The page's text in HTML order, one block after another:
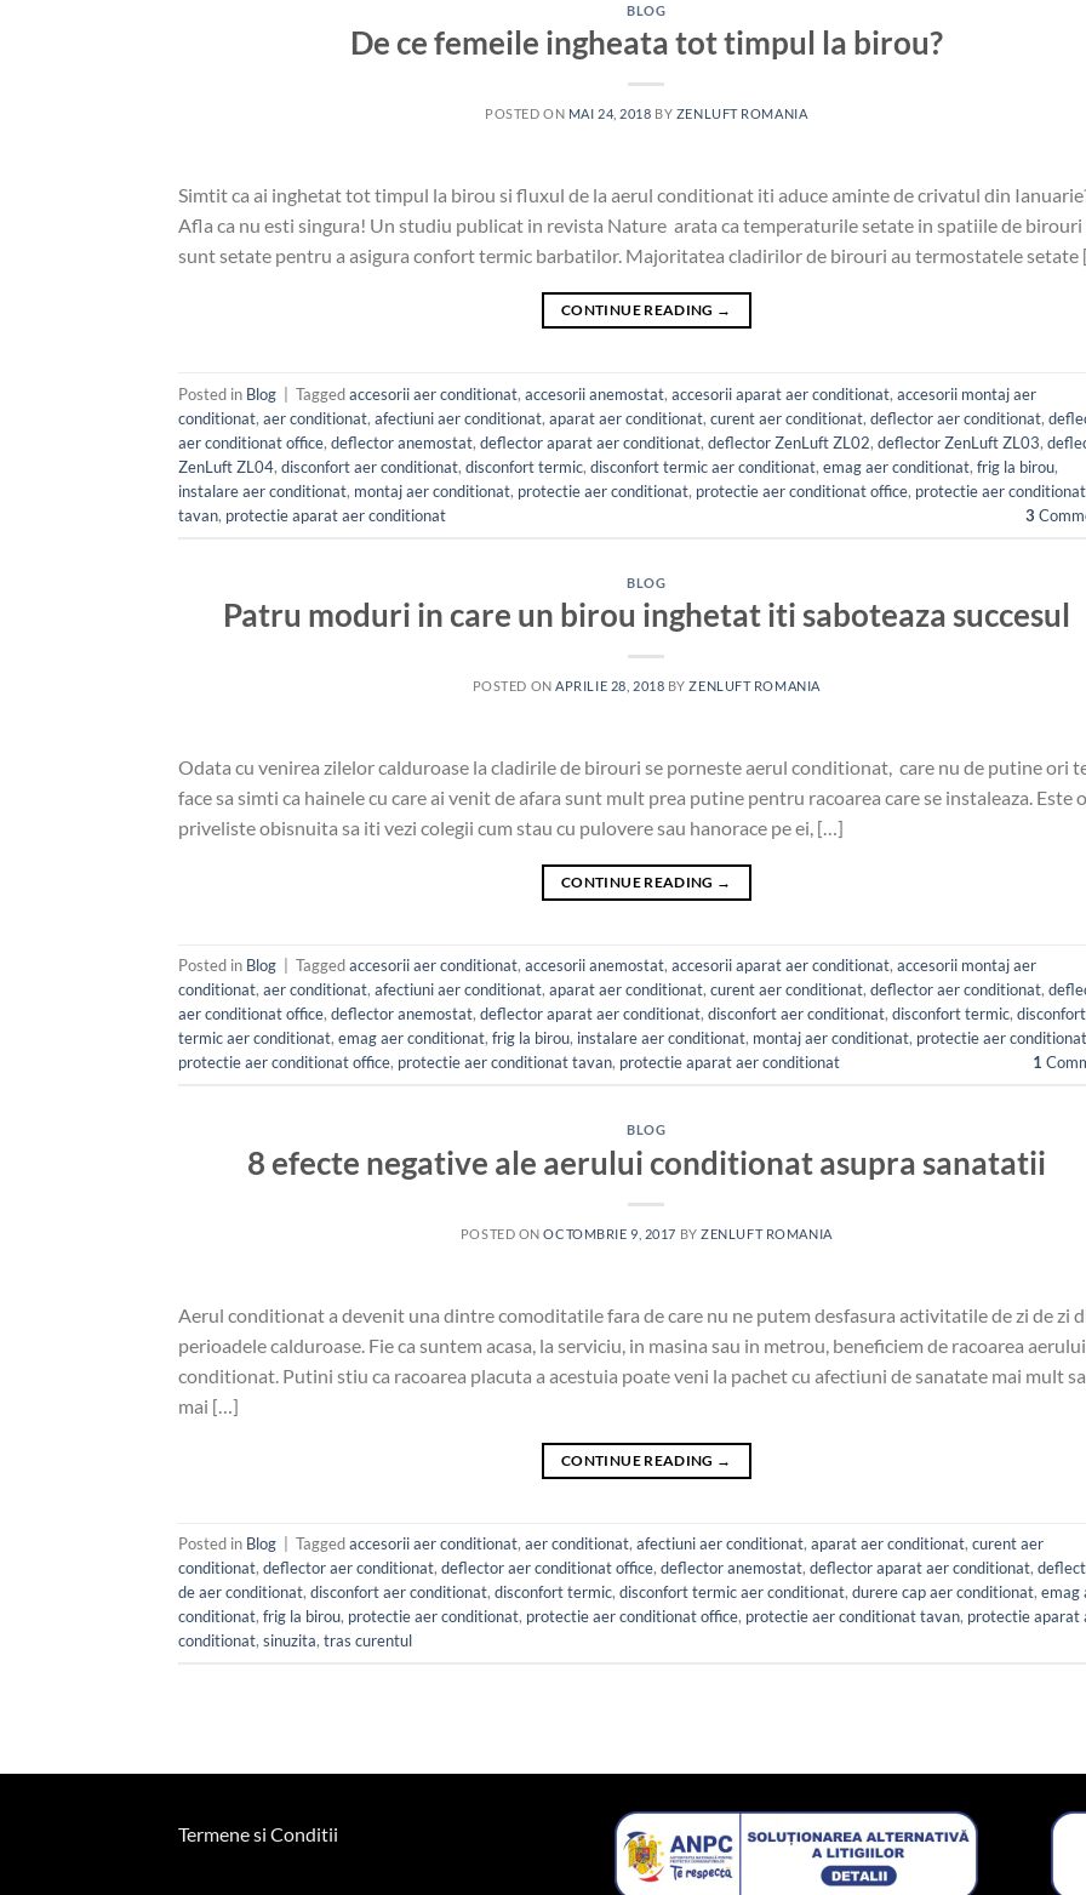
BLOG
De ce femeile ingheata tot timpul la birou?
POSTED ON MAI 24, 2018 BY ZENLUFT ROMANIA
Simtit ca ai inghetat tot timpul la birou si fluxul de la aerul conditionat iti aduce aminte de crivatul din
Afla ca nu esti singura! Un studiu publicat in revista Nature arata ca temperaturile setate in spatiile de birouri
sunt setate pentru a asigura confort termic barbatilor. Majoritatea cladirilor de birouri au termostatele setate
CONTINUE READING →
Posted in Blog Taggedaccesorii aer conditionat, accesorii anemostat, accesorii aparat aer conditionat, accesorii montaj aer
conditionat, aer conditionat, afectiuni aer conditionat, aparat aer conditionat, curent aer conditionat, deflector aer conditionat,
aer conditionat office, deflector anemostat, deflector aparat aer conditionat, deflector ZenLuft ZL02, deflector ZenLuft ZL03,
ZenLuft ZL04, disconfort aer conditionat, disconfort termic, disconfort termic aer conditionat, emag aer conditionat, frig la birou,
instalare aer conditionat, montaj aer conditionat, protectie aer conditionat, protectie aer conditionat office, protectie aer conditionat
tavan, protectie aparat aer conditionat 3
BLOG
Patru moduri in care un birou inghetat iti saboteaza succesul
POSTED ONAPRILIE 28, 2018 BYZENLUFT ROMANIA
Odata cu venirea zilelor calduroase la cladirile de birouri se porneste aerul conditionat, care nu de putine ori
face sa simti ca hainele cu care ai venit de afara sunt mult prea putine pentru racoarea care se instaleaza. Este o
priveliste obisnuita sa iti vezi colegii cum stau cu pulovere sau hanorace pe ei, […]
CONTINUE READING →
Posted in Blog Taggedaccesorii aer conditionat, accesorii anemostat, accesorii aparat aer conditionat, accesorii montaj aer
conditionat, aer conditionat, afectiuni aer conditionat, aparat aer conditionat, curent aer conditionat, deflector aer conditionat,
aer conditionat office, deflector anemostat, deflector aparat aer conditionat, disconfort aer conditionat, disconfort termic, disconfort
termic aer conditionat, emag aer conditionat, frig la birou, instalare aer conditionat, montaj aer conditionat, protectie aer conditionat
protectie aer conditionat office, protectie aer conditionat tavan, protectie aparat aer conditionat 1
BLOG
8 efecte negative ale aerului conditionat asupra sanatatii
POSTED ONOCTOMBRIE 9, 2017 BYZENLUFT ROMANIA
Aerul conditionat a devenit una dintre comoditatile fara de care nu ne putem desfasura activitatile de zi de zi
perioadele calduroase. Fie ca suntem acasa, la serviciu, in masina sau in metrou, beneficiem de racoarea aerului
conditionat. Putini stiu ca racoarea placuta a acestuia poate veni la pachet cu afectiuni de sanatate mai mult
mai […]
CONTINUE READING →
Posted in Blog Taggedaccesorii aer conditionat, aer conditionat, afectiuni aer conditionat, aparat aer conditionat, curent aer
conditionat, deflector aer conditionat, deflector aer conditionat office, deflector anemostat, deflector aparat aer conditionat,
de aer conditionat, disconfort aer conditionat, disconfort termic, disconfort termic aer conditionat, durere cap aer conditionat, emag
conditionat, frig la birou, protectie aer conditionat, protectie aer conditionat office, protectie aer conditionat tavan, protectie aparat
conditionat, sinuzita, tras curentul
Termene si Conditii